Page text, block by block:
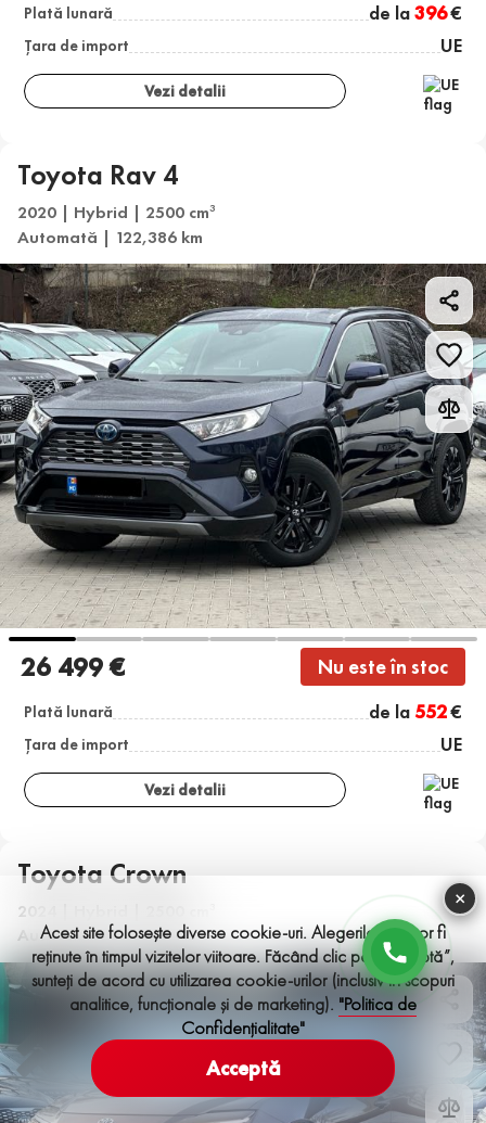
×
Acest site folosește diverse cookie-uri. Alegerile tale vor fi
reținute în timpul vizitelor viitoare. Făcând clic pe „Acceptă”,
sunteți de acord cu utilizarea cookie-urilor (inclusiv în scopuri
analitice, funcționale și de marketing). "Politica de
Confidențialitate"
Acceptă
Plată lunară de la396€
Țara de import UE
Vezi detalii
Toyota Rav 4
2020 | Hybrid | 2500 cm3
Automată | 122,386 km
26 499 € Nu este în stoc
Plată lunară de la 552€
Țara de import UE
Vezi detalii
Toyota Crown
2024 | Hybrid | 2500 cm
Automată | 1,801 km